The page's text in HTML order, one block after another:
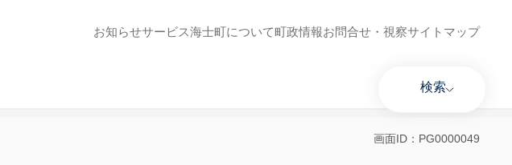
お知らせサービス海士町について町政情報お問合せ・視察サイトマップ
検索
画面ID：PG0000049